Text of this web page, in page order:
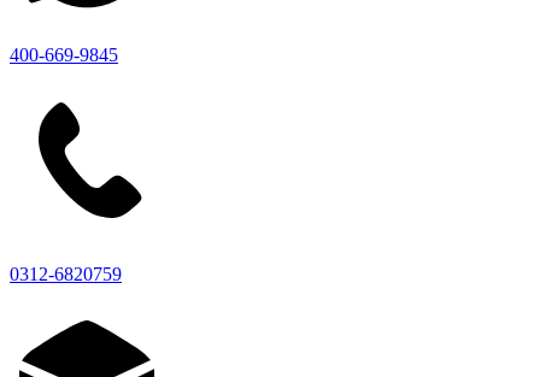
400-669-9845
0312-6820759